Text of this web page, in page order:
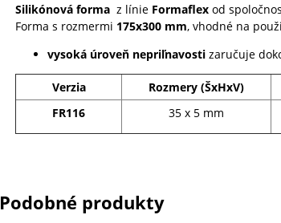
Silikónová forma z línie Formaflex od
Forma s rozmermi 175x300 mm,vhodné na
vysoká úroveň nepriľnavosti zaručuje
Verzia Rozmery (ŠxHxV)
FR116
35 x 5 mm
Podobné produkty